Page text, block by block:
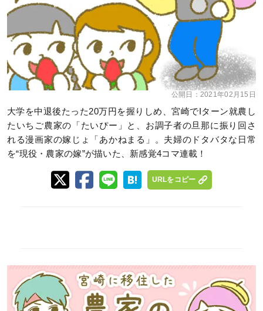
公開日： 2021年02月15日
大学を中退後たった20万円を握りしめ、宮崎でIターン就農し
たいちご農家の「たいぴー」と、お調子者の旦那に振り回さ
れる漫画家の嫁じょ「あかねまる」。夫婦のドタバタな日常
を“現役・農家の嫁”が描いた、新感覚4コマ連載！
URLをコピー